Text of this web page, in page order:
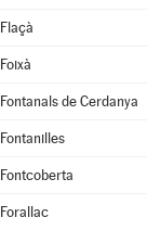
Flaçà
Foixà
Fontanals de Cerdanya
Fontanilles
Fontcoberta
Forallac